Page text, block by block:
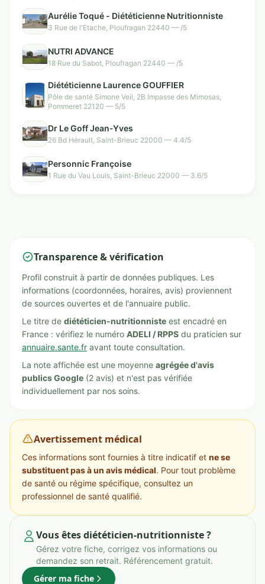
Aurélie Toqué - Diététicienne Nutritionniste
3 Rue de l'Etache, Ploufragan 22440 — /5
NUTRI ADVANCE
18 Rue du Sabot, Ploufragan 22440 — /5
Diététicienne Laurence GOUFFIER
Pôle de santé Simone Veil, 2B Impasse des Mimosas,
Pommeret 22120 — 5/5
Dr Le Goff Jean-Yves
26 Bd Hérault, Saint-Brieuc 22000 — 4.4/5
Personnic Françoise
1 Rue du Vau Louis, Saint-Brieuc 22000 — 3.6/5
Transparence & vérification
Profil construit à partir de données publiques. Les
informations (coordonnées, horaires, avis) proviennent
de sources ouvertes et de l'annuaire public.
Le titre de diététicien-nutritionniste est encadré en
France : vérifiez le numéro ADELI / RPPS du praticien sur
annuaire.sante.fr avant toute consultation.
La note affichée est une moyenne agrégée d'avis
publics Google (2 avis) et n'est pas vérifiée
individuellement par nos soins.
Avertissement médical
Ces informations sont fournies à titre indicatif et ne se
substituent pas à un avis médical. Pour tout problème
de santé ou régime spécifique, consultez un
professionnel de santé qualifié.
Vous êtes diététicien-nutritionniste ?
Gérez votre fiche, corrigez vos informations ou
demandez son retrait. Référencement gratuit.
Gérer ma fiche